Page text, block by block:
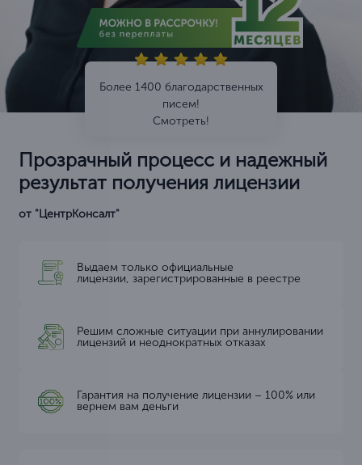
Более 1400 благодарственных
писем!
Смотреть!
Прозрачный процесс и надежный
результат получения лицензии
от "ЦентрКонсалт"
Выдаем только официальные
лицензии, зарегистрированные в реестре
Решим сложные ситуации при аннулировании
лицензий и неоднократных отказах
Гарантия на получение лицензии – 100% или
вернем вам деньги